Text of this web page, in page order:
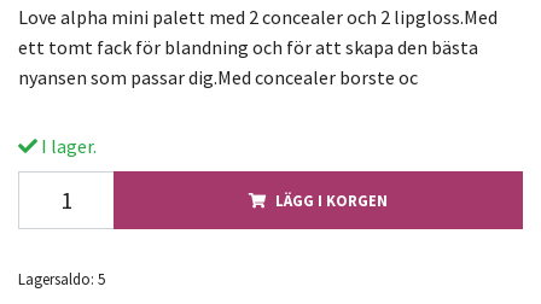
Love alpha mini palett med 2 concealer och 2 lipgloss.Med
ett tomt fack för blandning och för att skapa den bästa
nyansen som passar dig.Med concealer borste oc
I lager.
LÄGG I KORGEN
Lagersaldo: 5